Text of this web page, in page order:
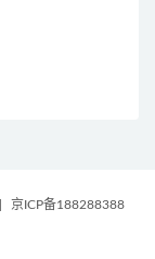
京ICP备188288388